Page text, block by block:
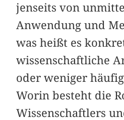
jenseits von
Anwendung und
was heißt es
wissenschaftliche
oder weniger
Worin besteht die
Wissenschaftlers